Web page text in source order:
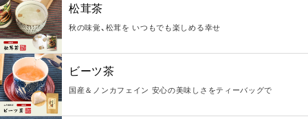
松茸茶
秋の味覚、松茸を いつもでも楽しめる幸せ
ビーツ茶
国産＆ノンカフェイン 安心の美味しさをティーバッグで